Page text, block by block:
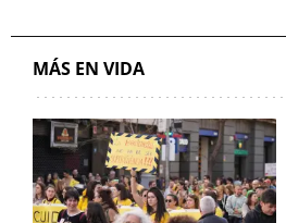
MÁS EN VIDA